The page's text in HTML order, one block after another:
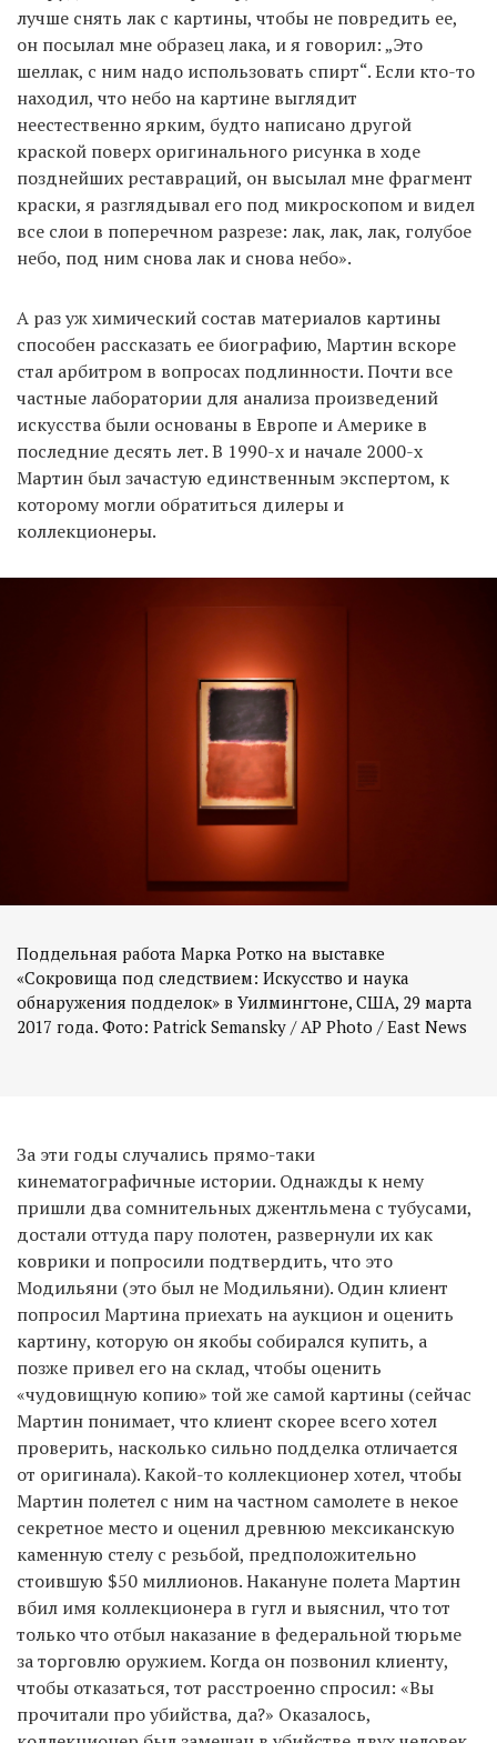
лучше снять лак с картины, чтобы не повредить ее,
он посылал мне образец лака, и я говорил: „Это
шеллак, с ним надо использовать спирт“. Если кто-то
находил, что небо на картине выглядит
неестественно ярким, будто написано другой
краской поверх оригинального рисунка в ходе
позднейших реставраций, он высылал мне фрагмент
краски, я разглядывал его под микроскопом и видел
все слои в поперечном разрезе: лак, лак, лак, голубое
небо, под ним снова лак и снова небо».
А раз уж химический состав материалов картины
способен рассказать ее биографию, Мартин вскоре
стал арбитром в вопросах подлинности. Почти все
частные лаборатории для анализа произведений
искусства были основаны в Европе и Америке в
последние десять лет. В 1990-х и начале 2000-х
Мартин был зачастую единственным экспертом, к
которому могли обратиться дилеры и
коллекционеры.
Поддельная работа Марка Ротко на выставке
«Сокровища под следствием: Искусство и наука
обнаружения подделок» в Уилмингтоне, США, 29 марта
2017 года. Фото: Patrick Semansky / AP Photo / East News
За эти годы случались прямо-таки
кинематографичные истории. Однажды к нему
пришли два сомнительных джентльмена с тубусами,
достали оттуда пару полотен, развернули их как
коврики и попросили подтвердить, что это
Модильяни (это был не Модильяни). Один клиент
попросил Мартина приехать на аукцион и оценить
картину, которую он якобы собирался купить, а
позже привел его на склад, чтобы оценить
«чудовищную копию» той же самой картины (сейчас
Мартин понимает, что клиент скорее всего хотел
проверить, насколько сильно подделка отличается
от оригинала). Какой-то коллекционер хотел, чтобы
Мартин полетел с ним на частном самолете в некое
секретное место и оценил древнюю мексиканскую
каменную стелу с резьбой, предположительно
стоившую $50 миллионов. Накануне полета Мартин
вбил имя коллекционера в гугл и выяснил, что тот
только что отбыл наказание в федеральной тюрьме
за торговлю оружием. Когда он позвонил клиенту,
чтобы отказаться, тот расстроенно спросил: «Вы
прочитали про убийства, да?» Оказалось,